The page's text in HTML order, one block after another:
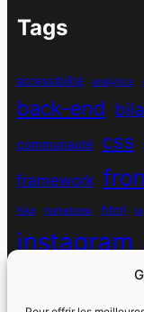
Tags
accessibilité analytics
back-end
communauté css
framework
hike homebrew html ia
instagram